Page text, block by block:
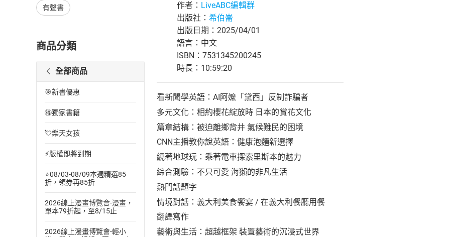
有聲書
商品分類
全部商品
🎯新書優惠
🉐獨家書籍
💘樂天女孩
⚡版權即將到期
⭐08/03-08/09本週精選85
折，領券再85折
2026線上漫畫博覽會-漫畫，
單本79折起，至8/15止
2026線上漫畫博覽會-輕小
作者： LiveABC編輯群
出版社： 希伯崙
出版日期：2025/04/01
語言：中文
ISBN：7531345200245
時長：10:59:20
看新聞學英語：AI阿嬤「黛西」反制詐騙者
多元文化：相約櫻花綻放時 日本的賞花文化
篇章結構：被迫離鄉背井 氣候難民的困境
CNN主播教你說英語：健康泡麵新選擇
繞著地球玩：乘著電車探索里斯本的魅力
綜合測驗：不只可愛 海獺的非凡生活
熱門話題字
情境對話：義大利美食饗宴 / 在義大利餐廳用餐
翻譯寫作
藝術與生活：超越框架 裝置藝術的沉浸式世界